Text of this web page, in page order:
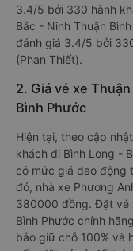
3.4/5 bởi 330 hành
Bắc - Ninh Thuận
đánh giá 3.4/5 bởi
(Phan Thiết).
2. Giá vé xe
Bình Phước
Hiện tại, theo cập
khách đi Bình Long -
có mức giá dao
đó, nhà xe Phương
380000 đồng. Đặt vé
Bình Phước chính
bảo giữ chỗ 100% và